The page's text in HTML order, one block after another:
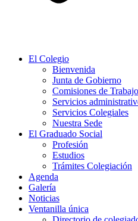
El Colegio
Bienvenida
Junta de Gobierno
Comisiones de Trabajo
Servicios
Servicios Colegiales
Nuestra Sede
El Graduado Social
Profesión
Estudios
Trámites Colegiación
Agenda
Galería
Noticias
Ventanilla única